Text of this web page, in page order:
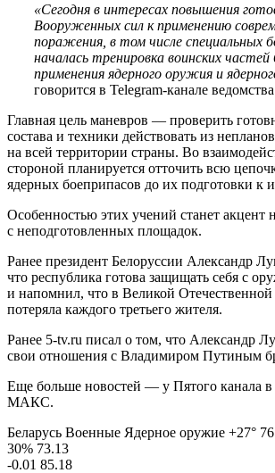
«Сегодня в интересах повышения
Вооруженных сил к применению
поражения, в том числе специальных
началась тренировка воинских частей
применения ядерного оружия и
говорится в Telegram-канале
Главная цель маневров — проверить
состава и техники действовать из
на всей территории страны. Во
стороной планируется отточить всю
ядерных боеприпасов до их подготовки к
Особенностью этих учений станет акцент
с неподготовленных площадок.
Ранее президент Белоруссии Александр
что республика готова защищать себя с
и напомнил, что в Великой Отечественной
потеряла каждого третьего жителя.
Ранее 5-tv.ru писал о том, что Александр
свои отношения с Владимиром Путиным
Еще больше новостей — у Пятого канала в
МАКС.
Беларусь Военные Ядерное оружие +27°
30% 73.13
-0.01 85.18